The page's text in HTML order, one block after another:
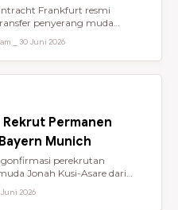
Frankfurt resmi
penyerang muda
⎯ 30 Juni 2026
Rekrut Permanen
Munich
perekrutan
Jonah Kusi-Asare dari
2026